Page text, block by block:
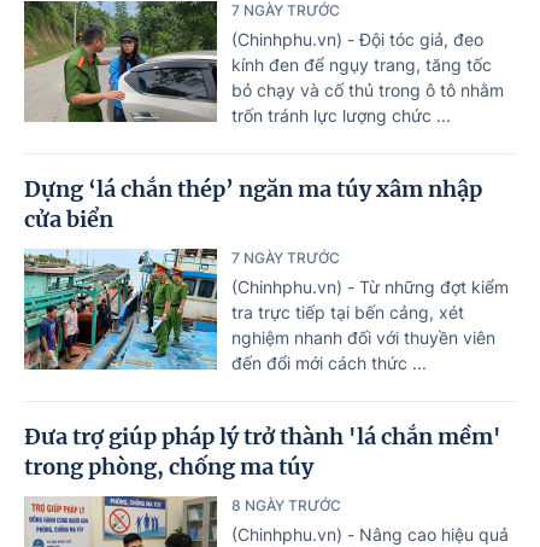
7 NGÀY TRƯỚC
(Chinhphu.vn) - Đội tóc giả, đeo
kính đen để ngụy trang, tăng tốc
bỏ chạy và cố thủ trong ô tô nhằm
trốn tránh lực lượng chức ...
Dựng ‘lá chắn thép’ ngăn ma túy xâm nhập
cửa biển
7 NGÀY TRƯỚC
(Chinhphu.vn) - Từ những đợt kiểm
tra trực tiếp tại bến cảng, xét
nghiệm nhanh đối với thuyền viên
đến đổi mới cách thức ...
Đưa trợ giúp pháp lý trở thành 'lá chắn mềm'
trong phòng, chống ma túy
8 NGÀY TRƯỚC
(Chinhphu.vn) - Nâng cao hiệu quả